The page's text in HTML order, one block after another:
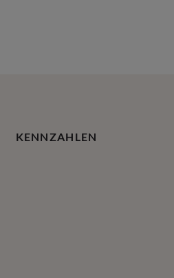
KENNZAHLEN